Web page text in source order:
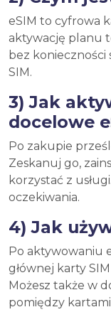
eSIM to cyfrowa
aktywację planu
bez konieczności
SIM.
3) Jak
docelowe
Po zakupie
Zeskanuj go,
korzystać z
oczekiwania.
4) Jak
Po aktywowaniu
głównej karty
Możesz także w
pomiędzy